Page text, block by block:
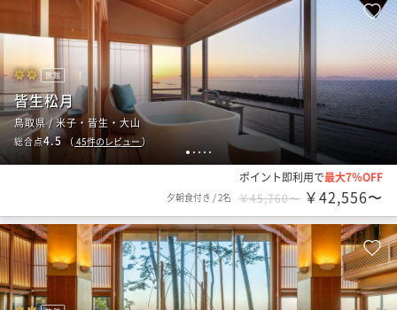
1 2 3 4 5
旅館
皆生松月
鳥取県 / 米子・皆生・大山
総合点4.5（ 45件のレビュー）
ポイント即利用で最大7％OFF
夕朝食付き /2名 ￥45,760〜 ￥42,556〜